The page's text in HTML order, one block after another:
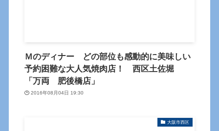
Ｍのディナー どの部位も感動的に美味しい
予約困難な大人気焼肉店！ 西区土佐堀
「万両 肥後橋店」
2016年08月04日 19:30
大阪市西区